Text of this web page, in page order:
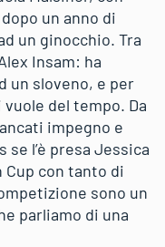
un anno di
un ginocchio. Tra
Insam: ha
un sloveno, e per
del tempo. Da
impegno e
l’è presa Jessica
con tanto di
sono un
parliamo di una